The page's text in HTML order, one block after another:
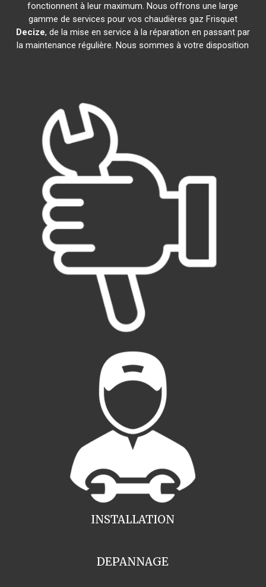
fonctionnent à leur maximum. Nous offrons une large
gamme de services pour vos chaudières gaz Frisquet
Decize, de la mise en service à la réparation en passant par
la maintenance régulière. Nous sommes à votre disposition
INSTALLATION
DEPANNAGE